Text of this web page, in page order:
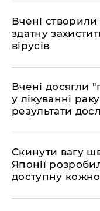
Вчені
здатну
вірусів
Вчені досягли
у лікуванні
результати
Скинути вагу
Японії
доступну